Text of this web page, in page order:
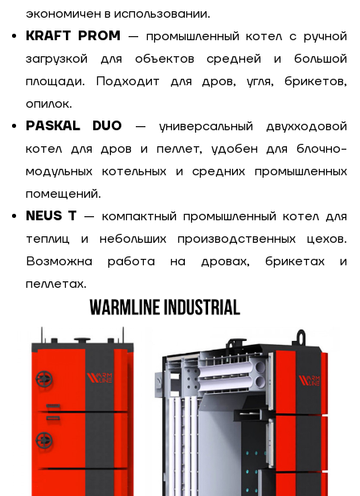
экономичен в использовании.
KRAFT PROM — промышленный котел с ручной
загрузкой для объектов средней и большой
площади. Подходит для дров, угля, брикетов,
опилок.
PASKAL DUO — универсальный двухходовой
котел для дров и пеллет, удобен для блочно-
модульных котельных и средних промышленных
помещений.
NEUS T — компактный промышленный котел для
теплиц и небольших производственных цехов.
Возможна работа на дровах, брикетах и
пеллетах.